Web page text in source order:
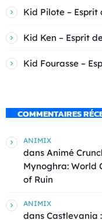
Kid Pilote – Esprit
Kid Ken – Esprit
Kid Fourasse –
COMMENTAIRES
ANIMIX
dans Animé
Mynoghra: World
of Ruin
ANIMIX
dans Castlevania